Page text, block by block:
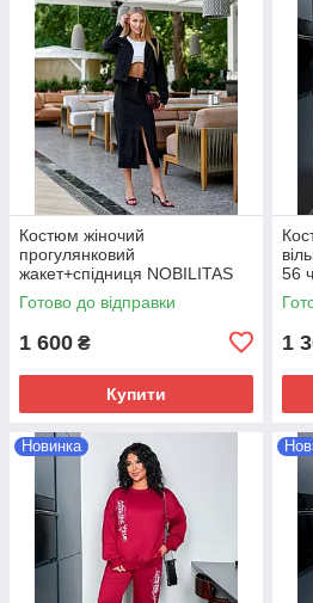
Костюм жіночий
прогулянковий
жакет+спiдниця NOBILITAS
42-52 чорного кольору
Готово до відправки
1 600 ₴
Купити
56
1
Новинка